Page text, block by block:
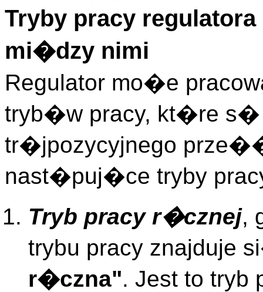
Tryby pracy
mi�dzy nimi
Regulator mo�e
tryb�w pracy, kt�re s�
tr�jpozycyjnego
nast�puj�ce tryby
Tryb pracy r�cznej,
trybu pracy
r�czna". Jest to tryb